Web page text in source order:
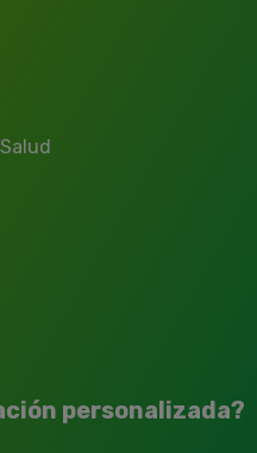
personalizada?